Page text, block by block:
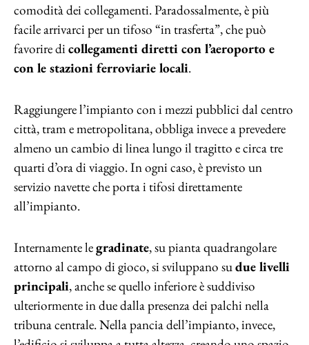
comodità dei collegamenti. Paradossalmente, è più
facile arrivarci per un tifoso “in trasferta”, che può
favorire dicollegamenti diretti con l’aeroporto e
con le stazioni ferroviarie locali.
Raggiungere l’impianto con i mezzi pubblici dal centro
città, tram e metropolitana, obbliga invece a prevedere
almeno un cambio di linea lungo il tragitto e circa tre
quarti d’ora di viaggio. In ogni caso, è previsto un
servizio navette che porta i tifosi direttamente
all’impianto.
Internamente legradinate, su pianta quadrangolare
attorno al campo di gioco, si sviluppano sudue livelli
principali, anche se quello inferiore è suddiviso
ulteriormente in due dalla presenza dei palchi nella
tribuna centrale. Nella pancia dell’impianto, invece,